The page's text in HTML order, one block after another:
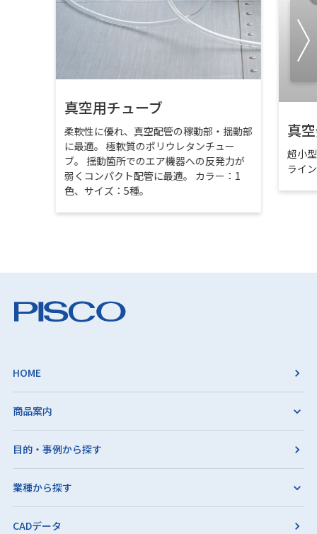
真空用チューブ
柔軟性に優れ、真空配管の稼動部・揺動部
に最適。 極軟質のポリウレタンチュー
ブ。 揺動箇所でのエア機器への反発力が
弱くコンパクト配管に最適。 カラー：1
色、サイズ：5種。
真
超小
ライ
HOME
商品案内
目的・事例から探す
業種から探す
CADデータ